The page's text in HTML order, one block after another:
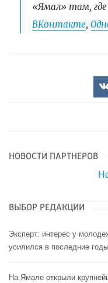
«Ямал» там, где
ВКонтакте,
НОВОСТИ ПАРТНЕРОВ
ВЫБОР РЕДАКЦИИ
Эксперт: интерес у
усилился в последние годы
На Ямале открыли